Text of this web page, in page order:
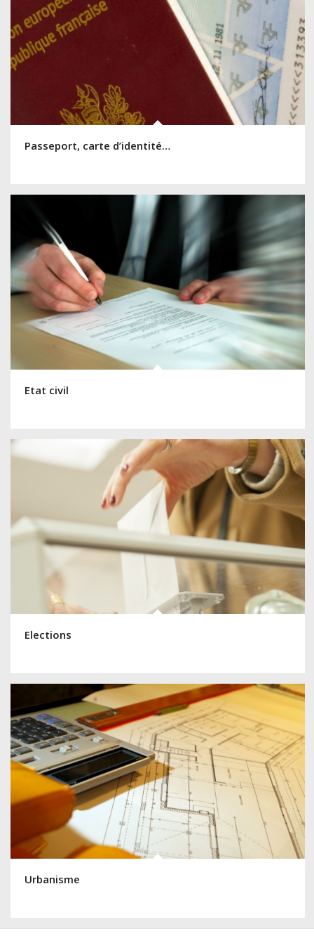
Passeport, carte d’identité…
Etat civil
Elections
Urbanisme